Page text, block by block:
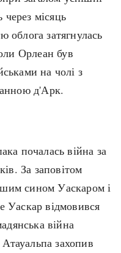
через місяць
затягнулась
Орлеан був
на чолі з
д'Арк.
почалась війна за
За заповітом
сином Уаскаром і
Уаскар відмовився
війна
захопив